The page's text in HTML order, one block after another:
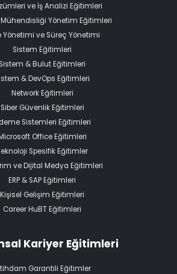
ve İş Analizi Eğitimleri
Mühendisliği Yönetim Eğitimleri
Yönetimi ve Süreç Yönetimi
Sistem Eğitimleri
Sistem & Bulut Eğitimleri
& DevOps Eğitimleri
Network Eğitimleri
Siber Güvenlik Eğitimleri
Sistemleri Eğitimleri
Office Eğitimleri
Spesifik Eğitimler
ve Dijital Medya Eğitimleri
ERP & SAP Eğitimleri
Kişisel Gelişim Eğitimleri
Career HuBT Eğitimleri
Kariyer Eğitimleri
Garantili Eğitimler